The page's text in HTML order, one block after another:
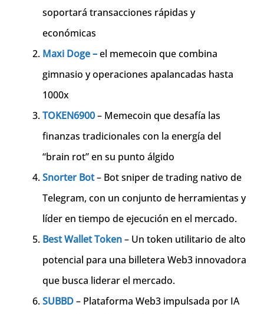
soportará transacciones rápidas y
económicas
Maxi Doge –el memecoin que combina
gimnasio y operaciones apalancadas hasta
1000x
TOKEN6900– Memecoin que desafía las
finanzas tradicionales con la energía del
“brain rot” en su punto álgido
Snorter Bot– Bot sniper de trading nativo de
Telegram, con un conjunto de herramientas y
líder en tiempo de ejecución en el mercado.
Best Wallet Token– Un token utilitario de alto
potencial para una billetera Web3 innovadora
que busca liderar el mercado.
SUBBD– Plataforma Web3 impulsada por IA